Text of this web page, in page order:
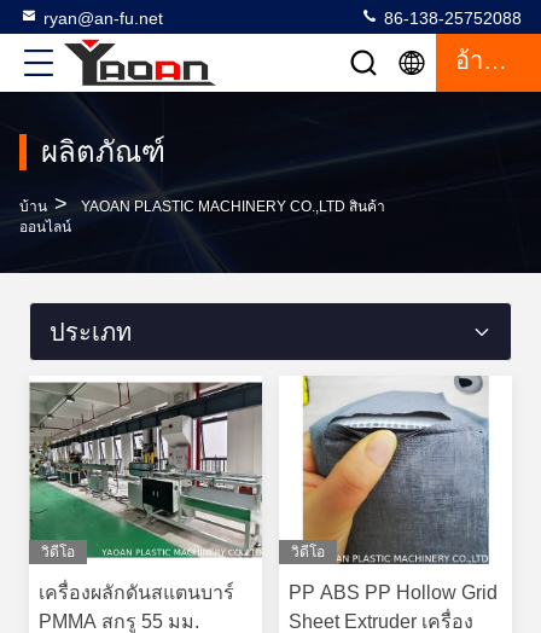
ryan@an-fu.net 86-138-25752088
อ้างอิง
ผลิตภัณฑ์
บ้าน >
YAOAN PLASTIC MACHINERY CO.,LTD สินค้า
ออนไลน์
ประเภท
วิดีโอ
เครื่องผลักดันสแตนบาร์
PMMA สกรู 55 มม.
วิดีโอ
PP ABS PP Hollow Grid
Sheet Extruder เครื่อง